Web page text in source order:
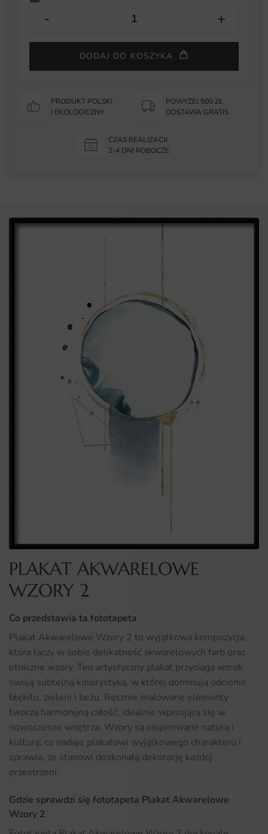
DODAJ DO KOSZYKA
PRODUKT POLSKI
I EKOLOGICZNY
POWYŻEJ 500 ZŁ
DOSTAWA GRATIS
CZAS REALIZACJI
2-4 DNI ROBOCZE
PLAKAT AKWARELOWE
WZORY 2
Co przedstawia ta fototapeta
Plakat Akwarelowe Wzory 2 to wyjątkowa kompozycja,
która łączy w sobie delikatność akwarelowych farb oraz
etniczne wzory. Ten artystyczny plakat przyciąga wzrok
swoją subtelną kolorystyką, w której dominują odcienie
błękitu, zieleni i beżu. Ręcznie malowane elementy
tworzą harmonijną całość, idealnie wpisującą się w
nowoczesne wnętrza. Wzory są inspirowane naturą i
kulturą, co nadaje plakatowi wyjątkowego charakteru i
sprawia, że stanowi doskonałą dekorację każdej
przestrzeni.
Gdzie sprawdzi się fototapeta Plakat Akwarelowe
Wzory 2